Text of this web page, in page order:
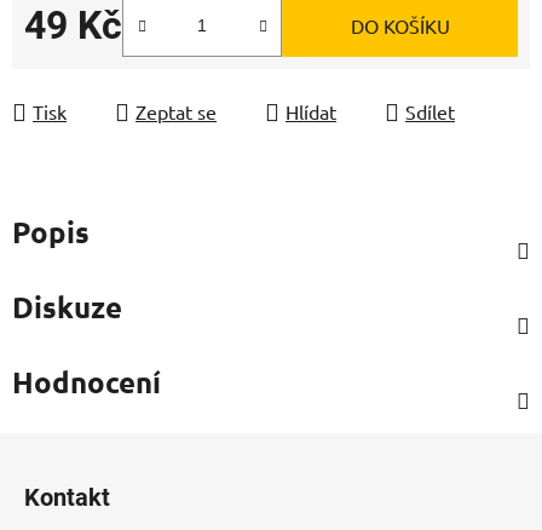
49 Kč
Měrná cena:
DO KOŠÍKU
Tisk Zeptat se Hlídat Sdílet
Popis
Diskuze
Hodnocení
Kontakt